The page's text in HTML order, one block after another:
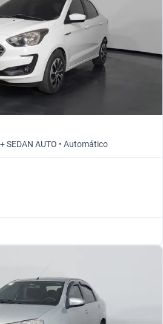
SEDAN AUTO • Automático